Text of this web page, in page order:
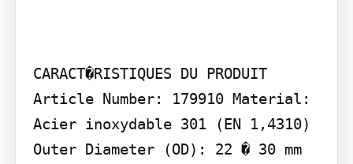
CARACT�RISTIQUES DU PRODUIT
Article Number: 179910 Material:
Acier inoxydable 301 (EN 1,4310)
Outer Diameter (OD): 22 � 30 mm